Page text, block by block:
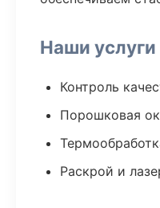
Наши услуги
Контроль
Порошковая
Раскрой и